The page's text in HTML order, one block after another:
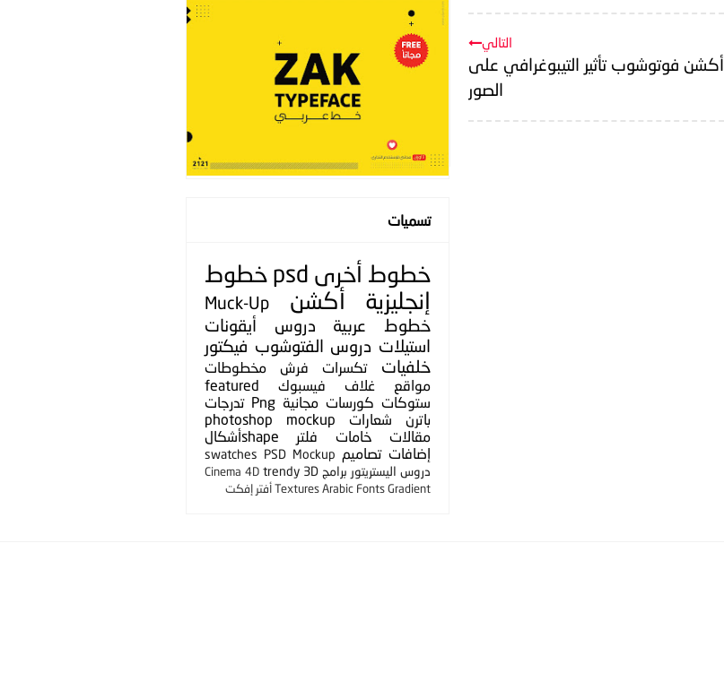
التالي
أكشن فوتوشوب تأثير التيبوغرافي على
الصور
تسميات
خطوط أخرى psd خطوط
إنجليزية
أكشن
Muck-Up
خطوط عربية
دروس
أيقونات
استيلات دروس الفتوشوب فيكتور
خلفيات
تكسرات فرش
مخطوطات
مواقع
غلاف فيسبوك
featured
ستوكات كورسات مجانية Png تدرجات
باترن
شعارات
photoshop mockup
مقالات
خامات فلتر
shapeأشكال
إضافات تصاميم PSD Mockup
swatches
دروس اليستريتور برامج 3D
trendy
Cinema 4D
Gradient
Arabic Fonts
Texturesأفتر إفكت